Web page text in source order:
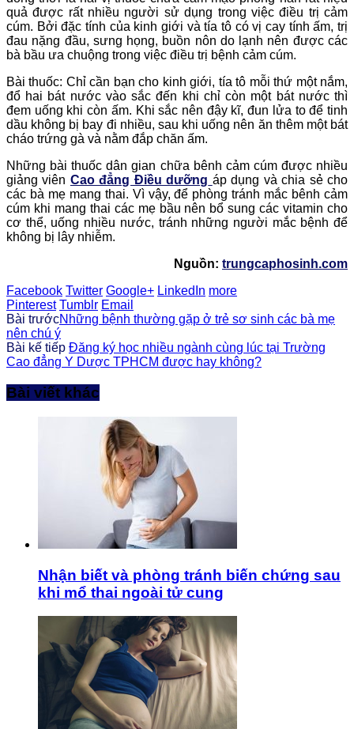
quả được rất nhiều người sử dụng trong việc điều trị cảm
cúm. Bởi đặc tính của kinh giới và tía tô có vị cay tính ấm, trị
đau nặng đầu, sưng họng, buồn nôn do lạnh nên được các
bà bầu ưa chuộng trong việc điều trị bệnh cảm cúm.
Bài thuốc: Chỉ cần bạn cho kinh giới, tía tô mỗi thứ một nắm,
đổ hai bát nước vào sắc đến khi chỉ còn một bát nước thì
đem uống khi còn ấm. Khi sắc nên đậy kĩ, đun lửa to để tinh
dầu không bị bay đi nhiều, sau khi uống nên ăn thêm một bát
cháo trứng gà và nằm đắp chăn ấm.
Những bài thuốc dân gian chữa bênh cảm cúm được nhiều
giảng viên Cao đẳng Điều dưỡng áp dụng và chia sẻ cho
các bà mẹ mang thai. Vì vậy, để phòng tránh mắc bênh cảm
cúm khi mang thai các mẹ bầu nên bổ sung các vitamin cho
cơ thể, uống nhiều nước, tránh những người mắc bệnh để
không bị lây nhiễm.
Nguồn: trungcaphosinh.com
Facebook Twitter Google+ LinkedIn more
Pinterest Tumblr Email
Bài trướcNhững bệnh thường gặp ở trẻ sơ sinh các bà mẹ
nên chú ý
Bài kế tiếp Đăng ký học nhiều ngành cùng lúc tại Trường
Cao đẳng Y Dược TPHCM được hay không?
Bài viết khác
Nhận biết và phòng tránh biến chứng sau
khi mổ thai ngoài tử cung